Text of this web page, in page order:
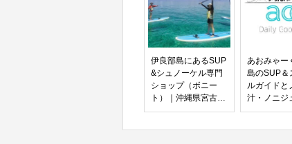
伊良部島にあるSUP
&シュノーケル専門
ショップ（ボニー
ト）｜沖縄県宮古島
のさらに離島-伊良
あおみゃー
島のSUP＆
ルガイドと
汁・ノニジ